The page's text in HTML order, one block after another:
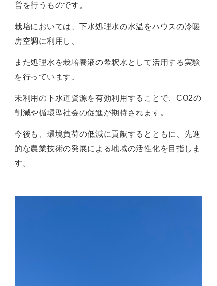
営を⾏うものです。
栽培においては、下⽔処理⽔の⽔温をハウスの冷暖
房空調に利⽤し、
また処理⽔を栽培養液の希釈⽔として活⽤する実験
を⾏っています。
未利⽤の下⽔道資源を有効利⽤することで、CO2の
削減や循環型社会の促進が期待されます。
今後も、環境負荷の低減に貢献するとともに、先進
的な農業技術の発展による地域の活性化を⽬指しま
す。